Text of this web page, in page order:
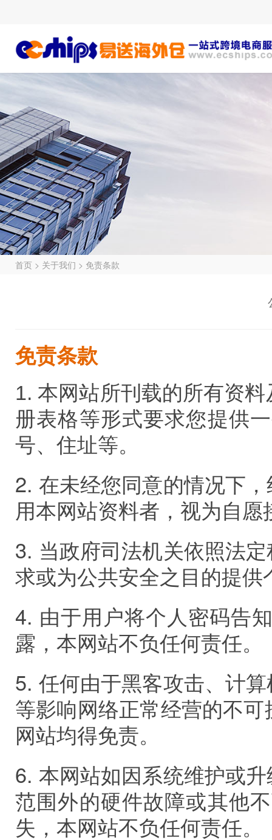
首页 > 关于我们 > 免责条款
免责条款
1. 本网站所刊载的所有资
册表格等形式要求您提供
号、住址等。
2.在未经您同意的情况下
用本网站资料者，视为自
3. 当政府司法机关依照法
求或为公共安全之目的提
4. 由于用户将个人密码告
露，本网站不负任何责任。
5.任何由于黑客攻击、计
等影响网络正常经营的不
网站均得免责。
6.本网站如因系统维护或
范围外的硬件故障或其他
失，本网站不负任何责任。